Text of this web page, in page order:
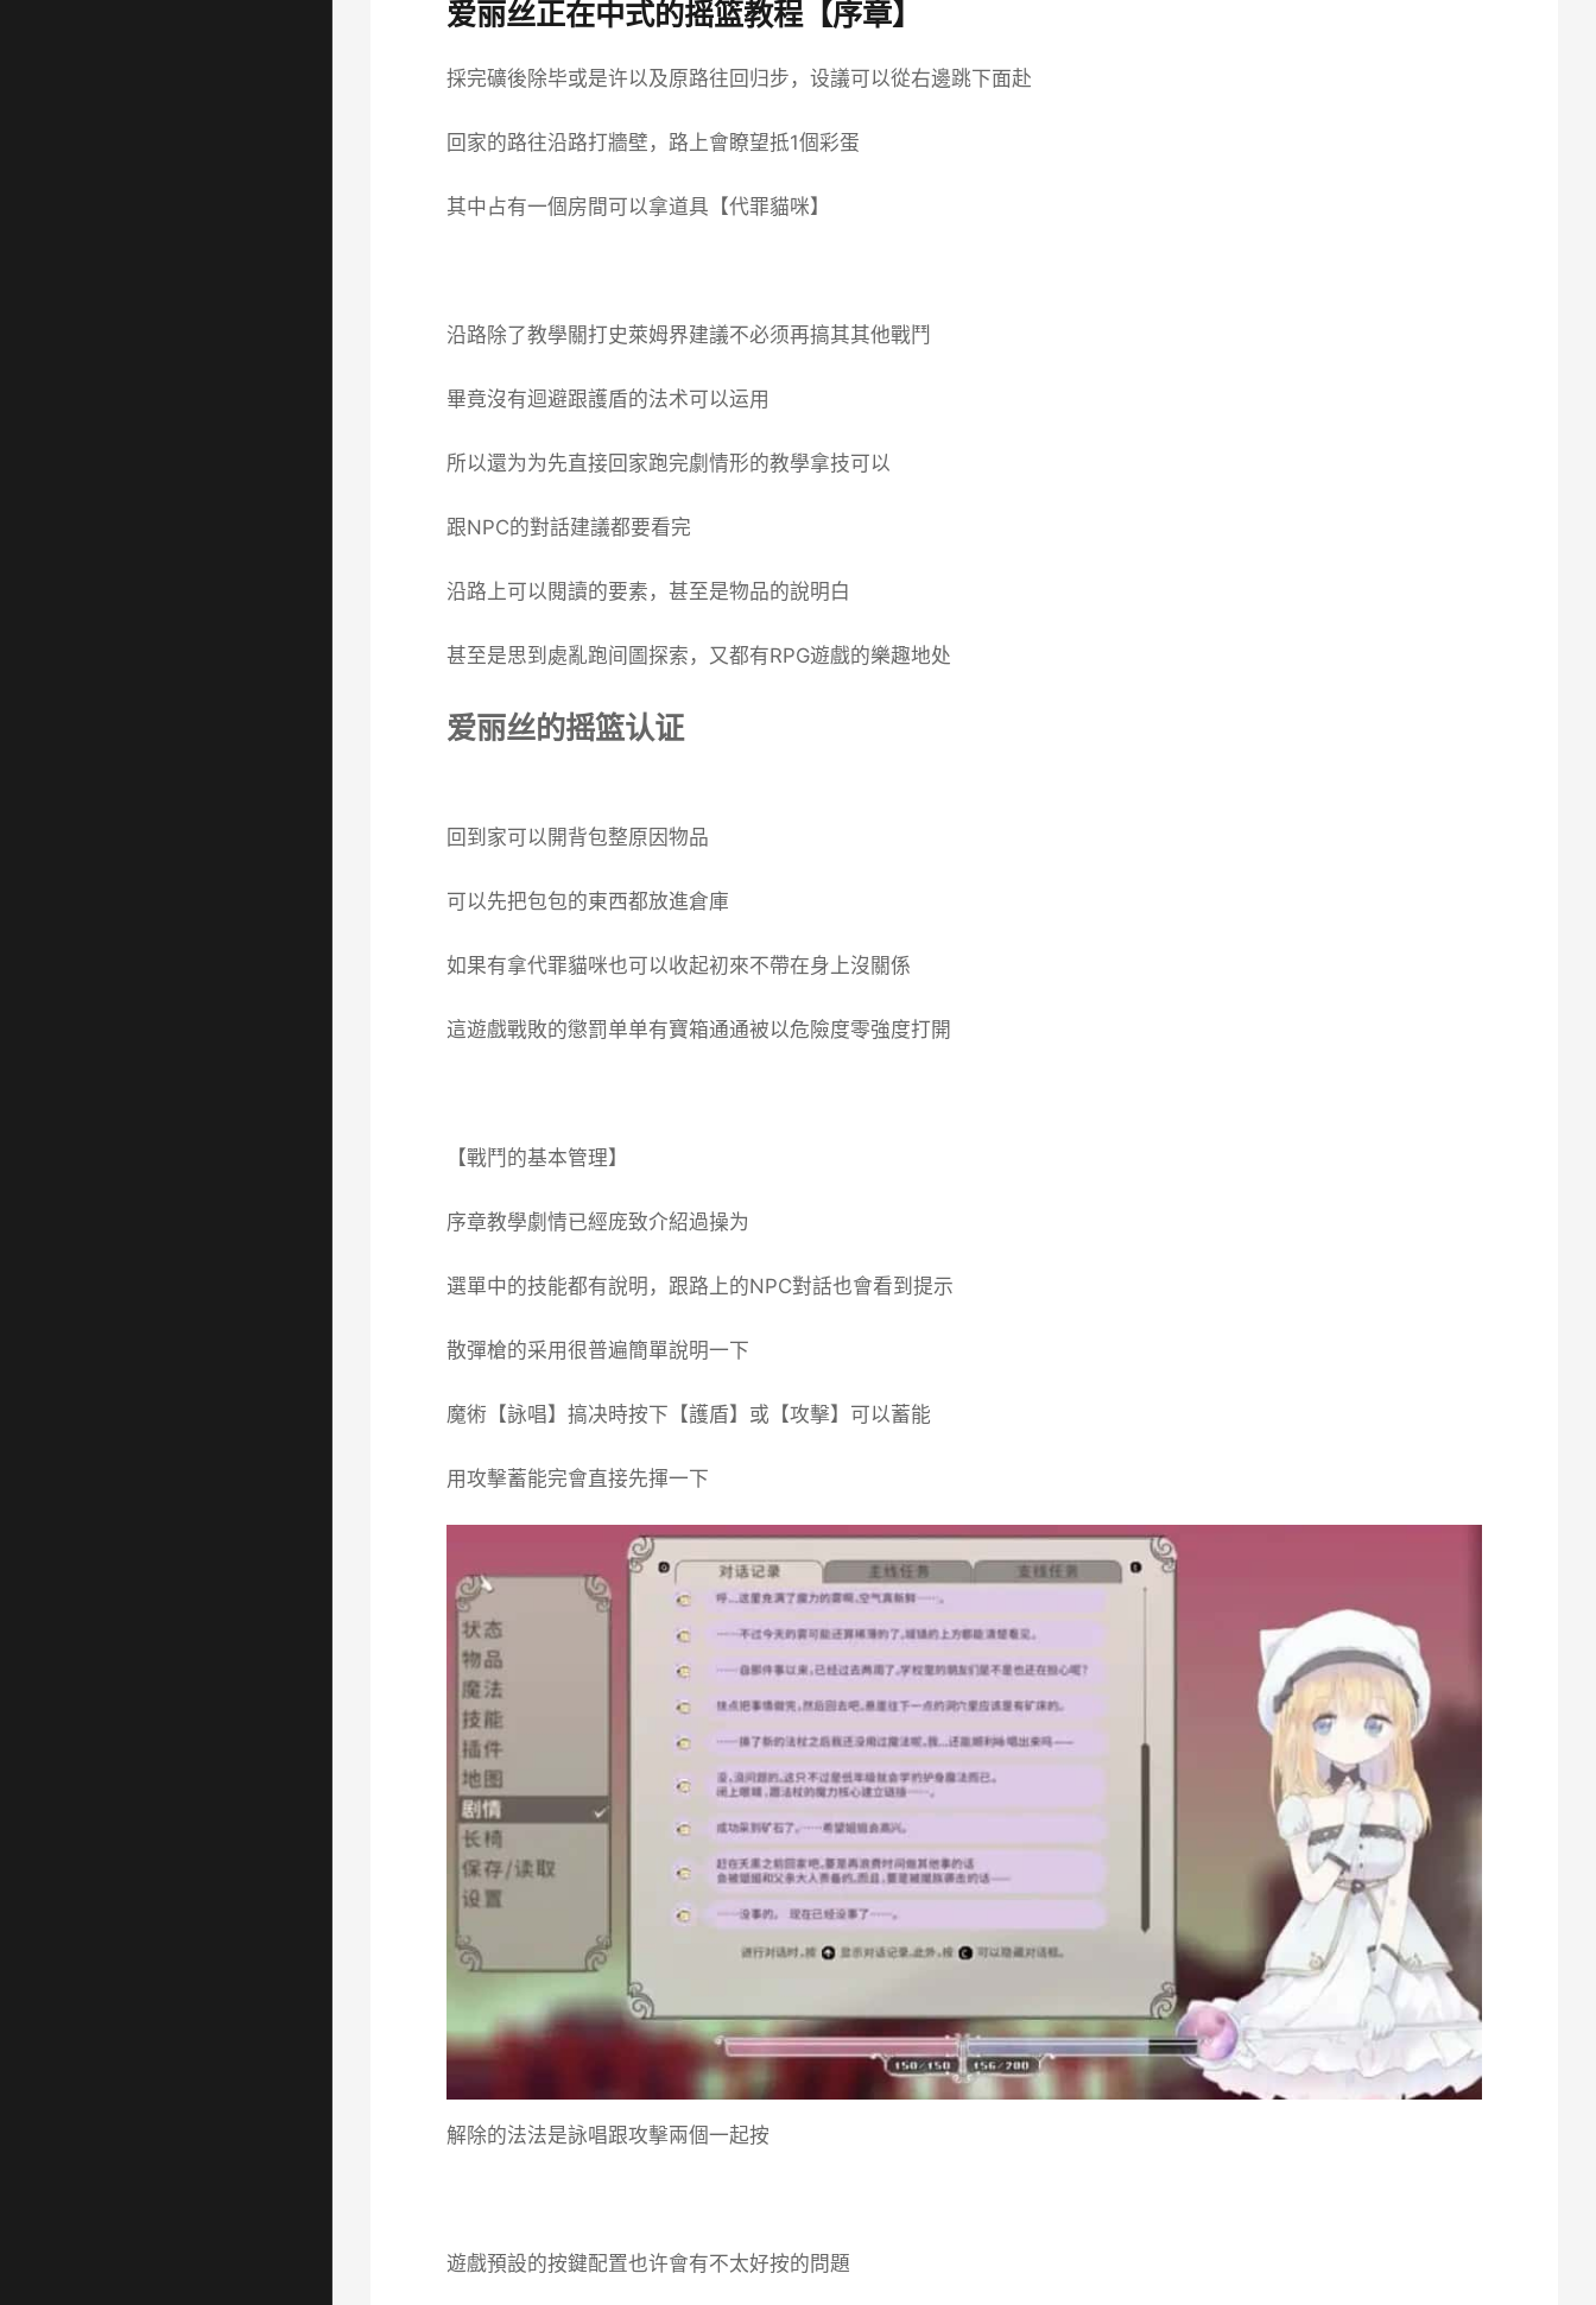
爱丽丝正在中式的摇篮教程【序章】
採完礦後除毕或是许以及原路往回归步，设議可以從右邊跳下面赴
回家的路往沿路打牆壁，路上會瞭望抵1個彩蛋
其中占有一個房間可以拿道具【代罪貓咪】
沿路除了教學關打史萊姆界建議不必须再搞其其他戰鬥
畢竟沒有迴避跟護盾的法术可以运用
所以還为为先直接回家跑完劇情形的教學拿技可以
跟NPC的對話建議都要看完
沿路上可以閱讀的要素，甚至是物品的說明白
甚至是思到處亂跑间圖探索，又都有RPG遊戲的樂趣地处
爱丽丝的摇篮认证
回到家可以開背包整原因物品
可以先把包包的東西都放進倉庫
如果有拿代罪貓咪也可以收起初來不帶在身上沒關係
這遊戲戰敗的懲罰单单有寶箱通通被以危險度零強度打開
【戰鬥的基本管理】
序章教學劇情已經庞致介紹過操为
選單中的技能都有說明，跟路上的NPC對話也會看到提示
散彈槍的采用很普遍簡單說明一下
魔術【詠唱】搞决時按下【護盾】或【攻擊】可以蓄能
用攻擊蓄能完會直接先揮一下
解除的法法是詠唱跟攻擊兩個一起按
遊戲預設的按鍵配置也许會有不太好按的問題